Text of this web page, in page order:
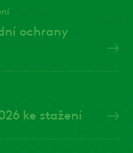
ochrany
ke stažení